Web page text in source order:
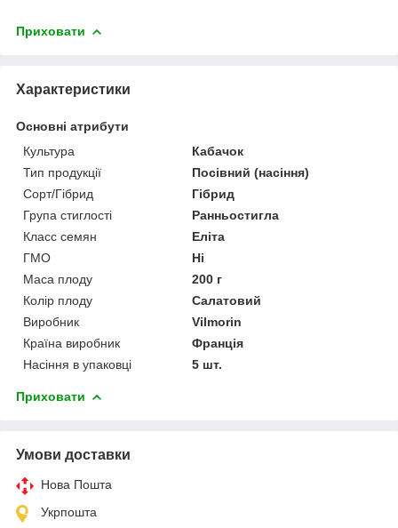
Приховати
Характеристики
Основні атрибути
Культура
Кабачок
Тип продукції
Посівний (насіння)
Сорт/Гібрид
Гібрид
Група стиглості
Ранньостигла
Класс семян
Еліта
ГМО
Ні
Маса плоду
200 г
Колір плоду
Салатовий
Виробник
Vilmorin
Країна виробник
Франція
Насіння в упаковці
5 шт.
Приховати
Умови доставки
Нова Пошта
Укрпошта